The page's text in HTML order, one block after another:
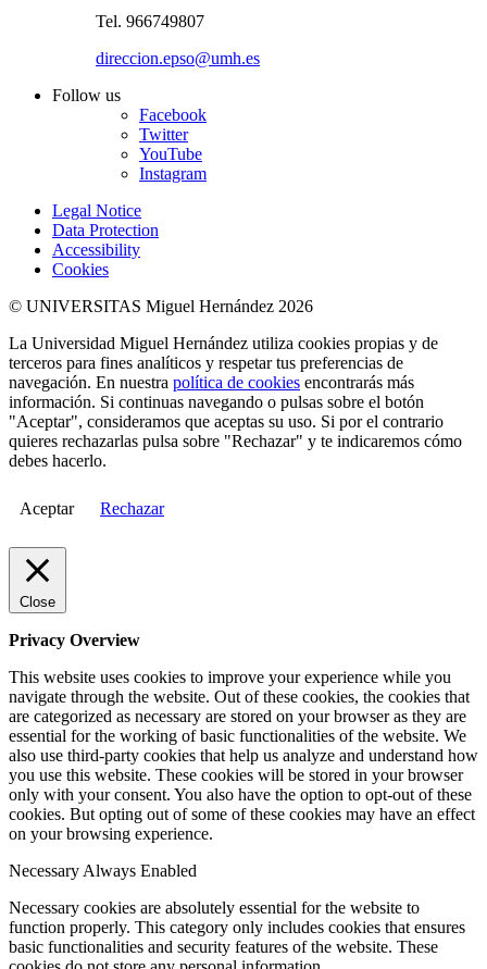
Tel. 966749807
direccion.epso@umh.es
Follow us
Facebook
Twitter
YouTube
Instagram
Legal Notice
Data Protection
Accessibility
Cookies
© UNIVERSITAS Miguel Hernández 2026
La Universidad Miguel Hernández utiliza cookies propias y de
terceros para fines analíticos y respetar tus preferencias de
navegación. En nuestra política de cookies encontrarás más
información. Si continuas navegando o pulsas sobre el botón
"Aceptar", consideramos que aceptas su uso. Si por el contrario
quieres rechazarlas pulsa sobre "Rechazar" y te indicaremos cómo
debes hacerlo.
Aceptar Rechazar
Close
Privacy Overview
This website uses cookies to improve your experience while you
navigate through the website. Out of these cookies, the cookies that
are categorized as necessary are stored on your browser as they are
essential for the working of basic functionalities of the website. We
also use third-party cookies that help us analyze and understand how
you use this website. These cookies will be stored in your browser
only with your consent. You also have the option to opt-out of these
cookies. But opting out of some of these cookies may have an effect
on your browsing experience.
Necessary Always Enabled
Necessary cookies are absolutely essential for the website to
function properly. This category only includes cookies that ensures
basic functionalities and security features of the website. These